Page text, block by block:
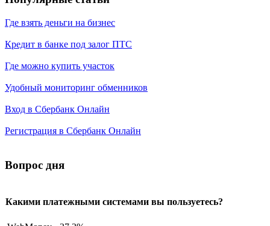
Где взять деньги на бизнес
Кредит в банке под залог ПТС
Где можно купить участок
Удобный мониторинг обменников
Вход в Сбербанк Онлайн
Регистрация в Сбербанк Онлайн
Вопрос дня
Какими платежными системами вы пользуетесь?